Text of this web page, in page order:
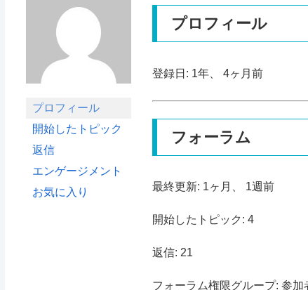
プロフィール
開始したトピック
返信
エンゲージメント
お気に入り
プロフィール
登録日: 1年、 4ヶ月前
フォーラム
最終更新: 1ヶ月、 1週前
開始したトピック: 4
返信: 21
フォーラム権限グループ: 参加